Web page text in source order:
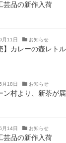
芸品の新作入荷
月11日 お知らせ
】カレーの壺レト
月18日 お知らせ
ン村より、新茶が
月14日 お知らせ
芸品の新作入荷